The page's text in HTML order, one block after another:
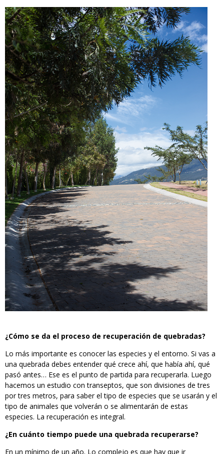
¿Cómo se da el proceso de recuperación de quebradas?
Lo más importante es conocer las especies y el entorno. Si vas a
una quebrada debes entender qué crece ahí, que había ahí, qué
pasó antes… Ese es el punto de partida para recuperarla. Luego
hacemos un estudio con transeptos, que son divisiones de tres
por tres metros, para saber el tipo de especies que se usarán y el
tipo de animales que volverán o se alimentarán de estas
especies. La recuperación es integral.
¿En cuánto tiempo puede una quebrada recuperarse?
En un mínimo de un año. Lo complejo es que hay que ir